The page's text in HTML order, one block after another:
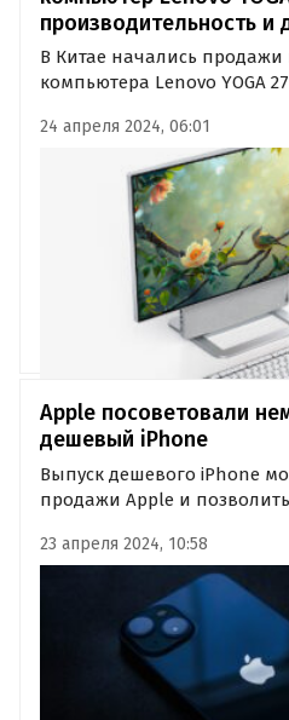
производительность и
В Китае начались
компьютера Lenovo YOGA
стандартной
ядерным процессором
5,1 ГГц, а в версии
24 апреля 2024, 06:01
Apple посоветовали
дешевый iPhone
Выпуск дешевого iPhone
продажи Apple и
заявление накануне
Bloomberg Марк Гурман.
23 апреля 2024, 10:58